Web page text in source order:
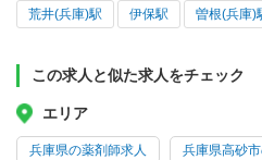
荒井(兵庫)駅 伊保駅 曽根(兵庫)
この求人と似た求人をチェック
エリア
兵庫県の薬剤師求人 兵庫県高砂